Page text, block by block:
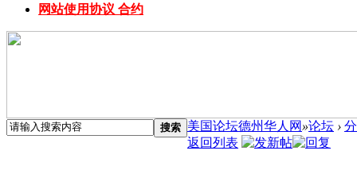
网站使用协议 合约
搜索 美国论坛德州华人网 »论坛 ›
返回列表